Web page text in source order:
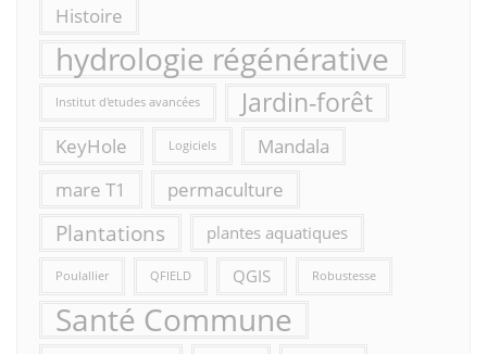
Histoire
hydrologie régénérative
Institut d'etudes avancées Jardin-forêt
KeyHole Logiciels
Mandala
mare T1
permaculture
Plantations plantes aquatiques
Poulallier QFIELD QGIS Robustesse
Santé Commune